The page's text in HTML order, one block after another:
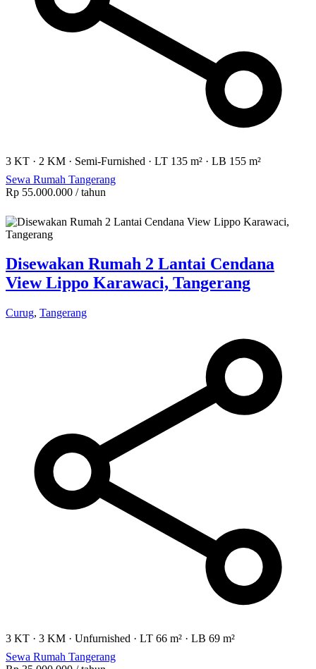
3 KT · 2 KM · Semi-Furnished · LT 135 m² · LB 155 m²
Sewa Rumah Tangerang
Rp 55.000.000 / tahun
Disewakan Rumah 2 Lantai Cendana
View Lippo Karawaci, Tangerang
Curug, Tangerang
3 KT · 3 KM · Unfurnished · LT 66 m² · LB 69 m²
Sewa Rumah Tangerang